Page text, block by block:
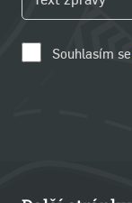
Souhlasím se